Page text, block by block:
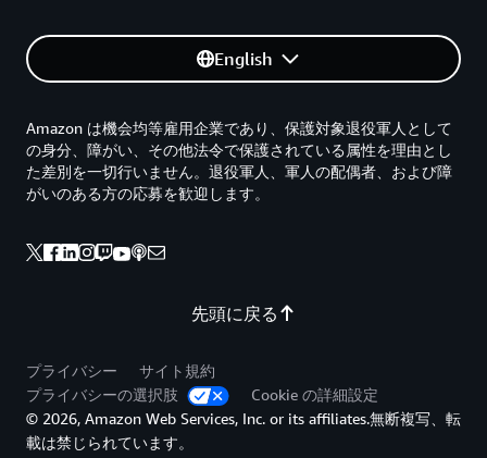
English
先頭に戻る
Amazon は機会均等雇用企業であり、保護対象退役軍人として
の身分、障がい、その他法令で保護されている属性を理由とし
た差別を一切行いません。退役軍人、軍人の配偶者、および障
がいのある方の応募を歓迎します。
プライバシー
サイト規約
プライバシーの選択肢
Cookie の詳細設定
© 2026, Amazon Web Services, Inc. or its affiliates.無断複写、転
載は禁じられています。